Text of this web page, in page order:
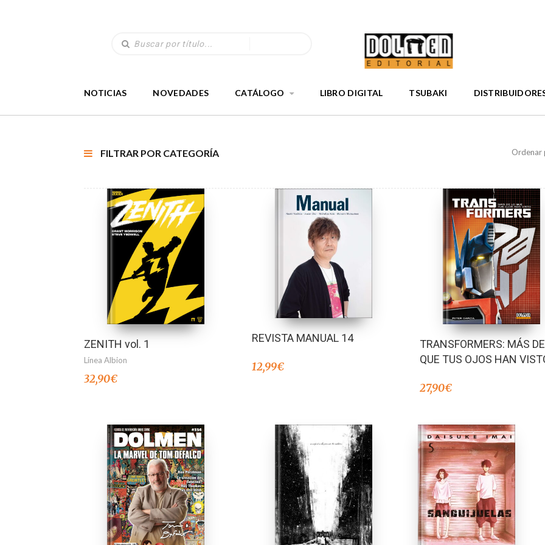
NOTICIAS NOVEDADES CATÁLOGO LIBRO DIGITAL TSUBAKI
FILTRAR POR CATEGORÍA Ordenar
ZENITH vol. 1
Línea Albion
32,90€
REVISTA MANUAL 14
12,99€
TRANSFORMERS: MÁS
QUE TUS OJOS HAN
27,90€